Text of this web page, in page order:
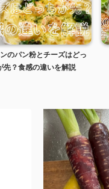
のパン粉とチーズはどっ
先？食感の違いを解説